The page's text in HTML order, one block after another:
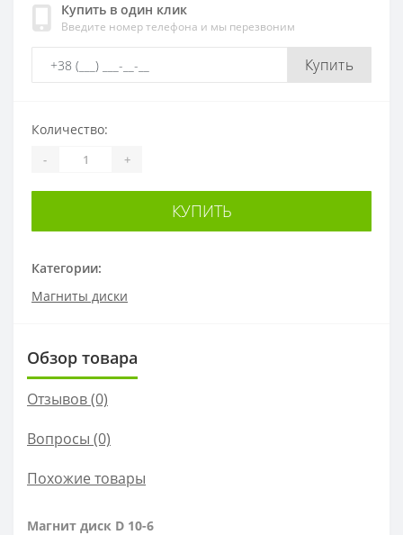
Купить в один клик
Введите номер телефона и мы перезвоним
Купить
Категории:
Магниты диски
Количество:
- +
КУПИТЬ
Обзор товара
Отзывов (0)
Вопросы (0)
Похожие товары
Магнит диск D 10-6